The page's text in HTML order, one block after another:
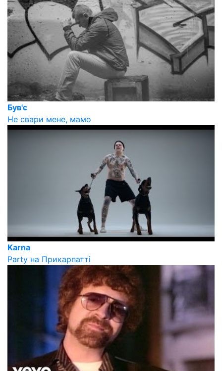
Був'є
Не свари мене, мамо
Karna
Party на Прикарпатті